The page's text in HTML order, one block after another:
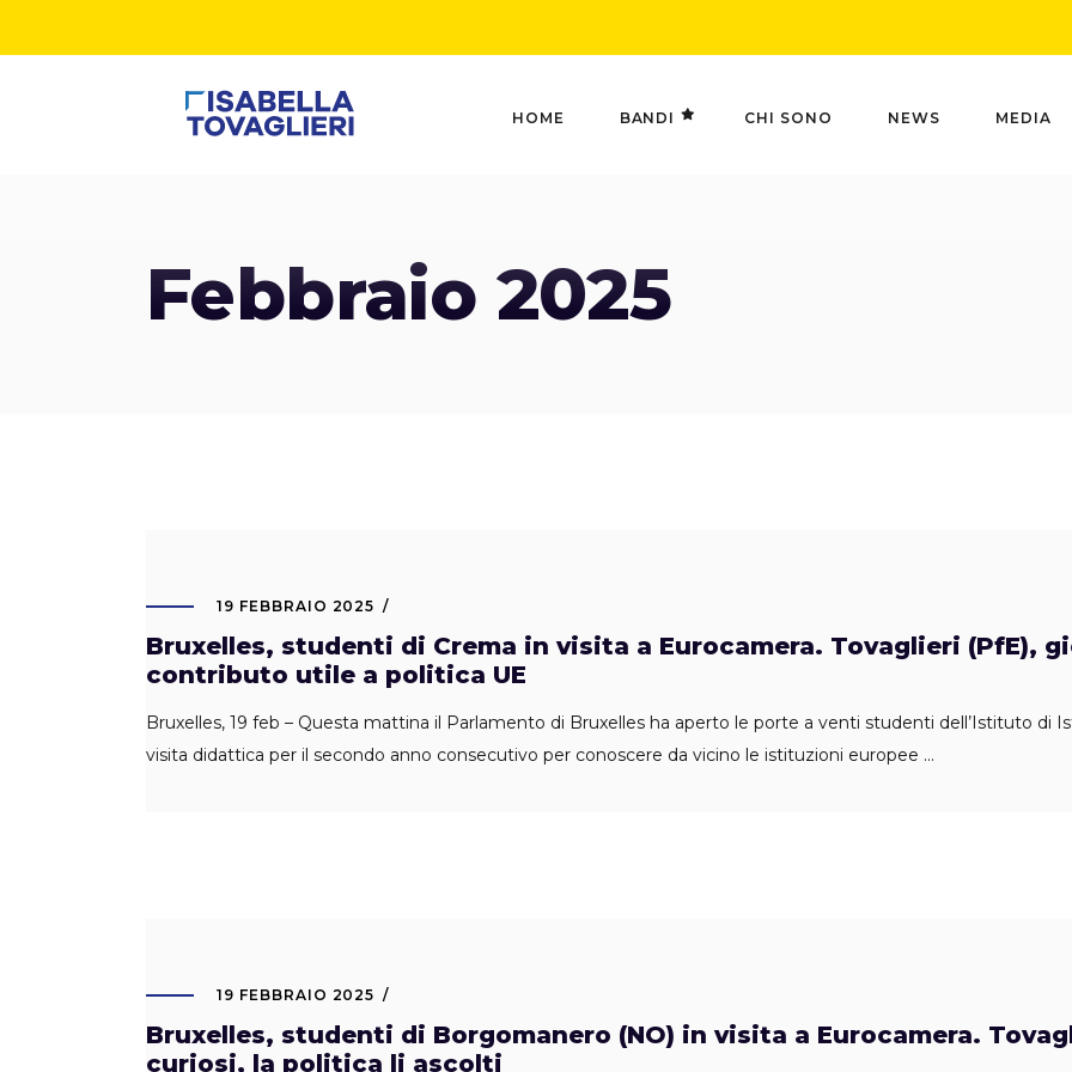
HOME BANDI CHI SONO NEWS MEDIA
Febbraio 2025
19 FEBBRAIO 2025
Bruxelles, studenti di Crema in visita a Eurocamera. Tovaglieri (PfE),
contributo utile a politica UE
Bruxelles, 19 feb – Questa mattina il Parlamento di Bruxelles ha aperto le porte a venti studenti dell’Istituto di
visita didattica per il secondo anno consecutivo per conoscere da vicino le istituzioni europee
19 FEBBRAIO 2025
Bruxelles, studenti di Borgomanero (NO) in visita a Eurocamera.
curiosi, la politica li ascolti